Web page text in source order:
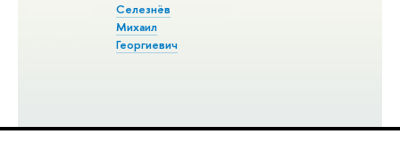
Селезнёв
Михаил
Георгиевич